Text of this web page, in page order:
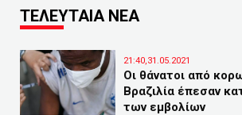
ΤΕΛΕΥΤΑΙΑ ΝΕΑ
21:40,31.05.2021
Οι θάνατοι από
Βραζιλία έπεσαν
των εμβολίων